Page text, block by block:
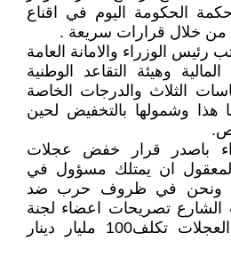
حكمة الحكومة اليوم في اقناع
من خلال قرارات سريعة .
رئيس الوزراء والامانة العامة
وهيئة التقاعد الوطنية
الثلاث والدرجات الخاصة
2003 وليومنا هذا وشمولها بالتخفيض لحين
باصدر قرار خفض عجلات
ان يمتلك مسؤول في
30 او 50 عجلة ونحن في ظروف حرب ضد
تصريحات اعضاء لجنة
المالية النيابية ان تلك العجلات تكلف100 مليار دينار